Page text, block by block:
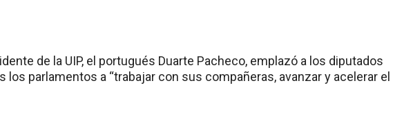
de la UIP, el portugués Duarte Pacheco, emplazó a los diputados
los parlamentos a “trabajar con sus compañeras, avanzar y acelerar